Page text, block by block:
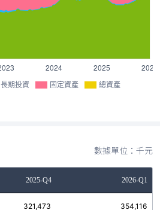
長期投資 固定資產 總資產
數據單位：千元
2025-Q4 2026-Q1
321,473 354,116